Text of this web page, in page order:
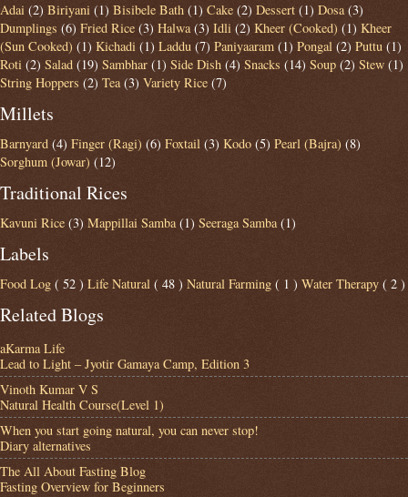
Adai (2) Biriyani (1) Bisibele Bath (1) Cake (2) Dessert (1) Dosa (3)
Dumplings (6) Fried Rice (3) Halwa (3) Idli (2) Kheer (Cooked) (1) Kheer
(Sun Cooked) (1) Kichadi (1) Laddu (7) Paniyaaram (1) Pongal (2) Puttu (1)
Roti (2) Salad (19) Sambhar (1) Side Dish (4) Snacks (14) Soup (2) Stew (1)
String Hoppers (2) Tea (3) Variety Rice (7)
Millets
Barnyard (4) Finger (Ragi) (6) Foxtail (3) Kodo (5) Pearl (Bajra) (8)
Sorghum (Jowar) (12)
Traditional Rices
Kavuni Rice (3) Mappillai Samba (1) Seeraga Samba (1)
Labels
Food Log ( 52 ) Life Natural ( 48 ) Natural Farming ( 1 ) Water Therapy ( 2 )
Related Blogs
aKarma Life
Lead to Light – Jyotir Gamaya Camp, Edition 3
Vinoth Kumar V S
Natural Health Course(Level 1)
When you start going natural, you can never stop!
Diary alternatives
The All About Fasting Blog
Fasting Overview for Beginners